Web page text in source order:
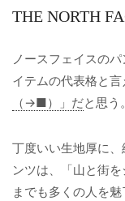
THE NORTH
ノースフェイスの
イテムの代表格と言
（→■）」だと思う。
丁度いい生地厚に
ンツは、「山と街
までも多くの人を